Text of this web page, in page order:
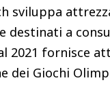
sviluppa
a
2021 fornisce
dei Giochi